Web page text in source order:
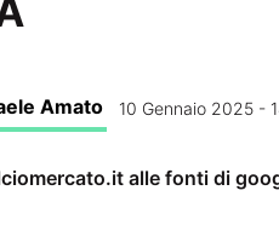
Amato 10 Gennaio 2025 -
alle fonti di